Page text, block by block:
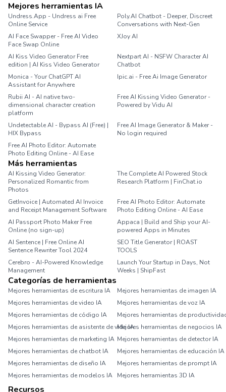
Mejores herramientas IA
Undress.App - Undress ai Free
Online Service
Poly.AI Chatbot - Deeper, Discreet
Conversations with Next-Gen
AI Face Swapper - Free AI Video
Face Swap Online
XJoy AI
AI Kiss Video Generator Free
edition | AI Kiss Video Generator
Nextpart AI - NSFW Character AI
Chatbot
Monica - Your ChatGPT AI
Assistant for Anywhere
Ipic.ai - Free Ai Image Generator
Rubii AI - AI native two-
dimensional character creation
platform
Free AI Kissing Video Generator -
Powered by Vidu AI
Undetectable AI - Bypass AI (Free) |
HIX Bypass
Free AI Image Generator & Maker -
No login required
Free AI Photo Editor: Automate
Photo Editing Online - AI Ease
Más herramientas
AI Kissing Video Generator:
Personalized Romantic from
Photos
The Complete AI Powered Stock
Research Platform | FinChat.io
GetInvoice | Automated AI Invoice
and Receipt Management Software
Free AI Photo Editor: Automate
Photo Editing Online - AI Ease
AI Passport Photo Maker Free
Online (no sign-up)
Appaca | Build and Ship your AI-
powered Apps in Minutes
AI Sentence | Free Online AI
Sentence Rewriter Tool 2024
SEO Title Generator | ROAST
TOOLS
Cerebro - AI-Powered Knowledge
Management
Launch Your Startup in Days, Not
Weeks | ShipFast
Categorías de herramientas
Mejores herramientas de escritura IA
Mejores herramientas de imagen IA
Mejores herramientas de video IA
Mejores herramientas de voz IA
Mejores herramientas de código IA
Mejores herramientas de
Mejores herramientas de asistente de vida IAMejores herramientas de negocios IA
Mejores herramientas de marketing IA Mejores herramientas de detector IA
Mejores herramientas de chatbot IA
Mejores herramientas de educación IA
Mejores herramientas de diseño IA
Mejores herramientas de prompt IA
Mejores herramientas de modelos IA
Mejores herramientas 3D IA
Recursos